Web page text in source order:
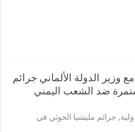
الدولة الألماني جرائم
ضد الشعب اليمني
, جرائم مليشيا الحوثي في